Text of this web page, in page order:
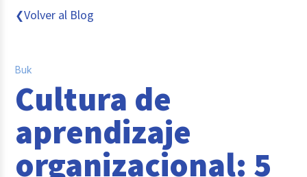
Gestión de personas
Buk
Transformación digital
Tendencias y Data
❮Volver al Blog
Buk
Cultura de
aprendizaje
organizacional: 5